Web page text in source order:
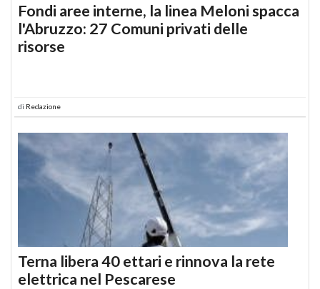
Fondi aree interne, la linea Meloni spacca
l'Abruzzo: 27 Comuni privati delle
risorse
di Redazione
Terna libera 40 ettari e rinnova la rete
elettrica nel Pescarese